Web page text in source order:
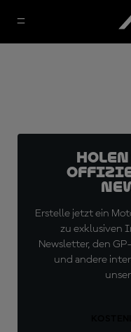
Erstelle jetzt ein
zu exklusiven
Newsletter, den
und andere